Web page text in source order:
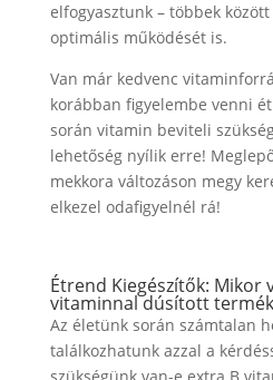
elfogyasztunk – többek
optimális működését is.
Van már kedvenc
korábban figyelembe venni
során vitamin beviteli
lehetőség nyílik erre!
mekkora változáson megy
elkezel odafigyelnél rá!
Étrend Kiegészítők: Mikor
vitaminnal dúsított
Az életünk során számtalan
találkozhatunk azzal a